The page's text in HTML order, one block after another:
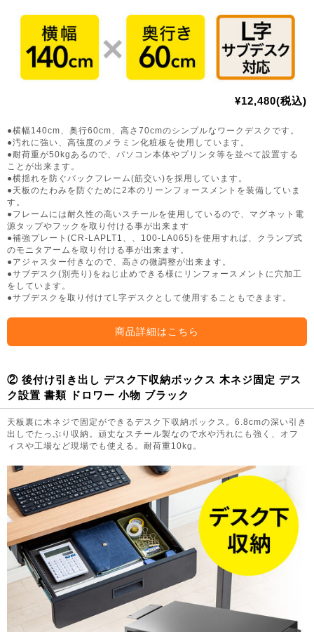
¥12,480(税込)
●横幅140cm、奥行60cm、高さ70cmのシンプルなワークデスクです。
●汚れに強い、高強度のメラミン化粧板を使用しています。
●耐荷重が50kgあるので、パソコン本体やプリンタ等を並べて設置する
ことが出来ます。
●横揺れを防ぐバックフレーム(筋交い)を採用しています。
●天板のたわみを防ぐために2本のリーンフォースメントを装備していま
す。
●フレームには耐久性の高いスチールを使用しているので、マグネット電
源タップやフックを取り付ける事が出来ます
●補強プレート(CR-LAPLT1、、100-LA065)を使用すれば、クランプ式
のモニタアームを取り付ける事が出来ます。
●アジャスター付きなので、高さの微調整が出来ます。
●サブデスク(別売り)をねじ止めできる様にリンフォースメントに穴加工
をしています。
●サブデスクを取り付けてL字デスクとして使用することもできます。
商品詳細はこちら
② 後付け引き出し デスク下収納ボックス 木ネジ固定 デス
ク設置 書類 ドロワー 小物 ブラック
天板裏に木ネジで固定ができるデスク下収納ボックス。6.8cmの深い引き
出しでたっぷり収納。頑丈なスチール製なので水や汚れにも強く、オフ
ィスや工場など現場でも使える。耐荷重10kg。